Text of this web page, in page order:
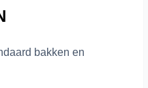
bakken en